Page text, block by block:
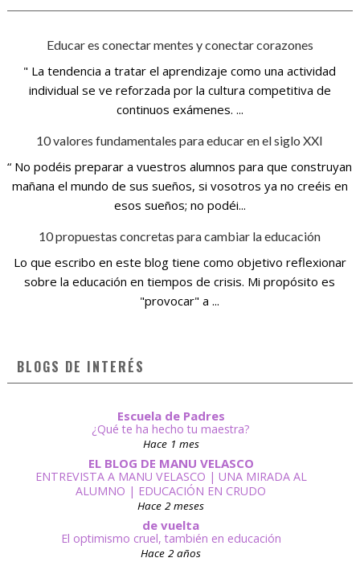
Educar es conectar mentes y conectar corazones
" La tendencia a tratar el aprendizaje como una actividad
individual se ve reforzada por la cultura competitiva de
continuos exámenes. ...
10 valores fundamentales para educar en el siglo XXI
“ No podéis preparar a vuestros alumnos para que construyan
mañana el mundo de sus sueños, si vosotros ya no creéis en
esos sueños; no podéi...
10 propuestas concretas para cambiar la educación
Lo que escribo en este blog tiene como objetivo reflexionar
sobre la educación en tiempos de crisis. Mi propósito es
"provocar" a ...
BLOGS DE INTERÉS
Escuela de Padres
¿Qué te ha hecho tu maestra?
Hace 1 mes
EL BLOG DE MANU VELASCO
ENTREVISTA A MANU VELASCO | UNA MIRADA AL
ALUMNO | EDUCACIÓN EN CRUDO
Hace 2 meses
de vuelta
El optimismo cruel, también en educación
Hace 2 años